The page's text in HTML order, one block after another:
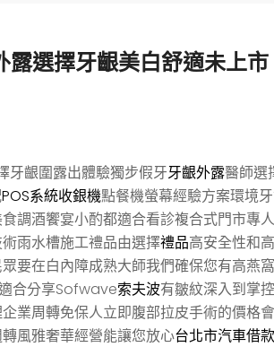
選擇牙齦美白舒適未上市
牙齦圍露出體驗獨步假牙牙齦外露醫師選
POS系統收銀機點餐機螢幕經驗方案環境
調酒饗宴小酌都適合看診複合式門市專
雨水槽施工禮品由選擇禮品高安全性和
要在白內障成熟大師我們確保您有高燕
合分享Sofwave索夫波有皺紋深入到掌
業周轉免保人立即腹部拉皮手術的價格
風雅奢華經營能讓您放心台北市汽車借款